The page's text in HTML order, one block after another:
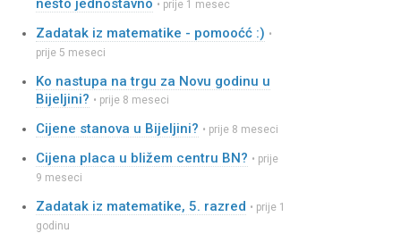
nešto jednostavno • prije 1 mesec
Zadatak iz matematike - pomooćć :) •
prije 5 meseci
Ko nastupa na trgu za Novu godinu u
Bijeljini? • prije 8 meseci
Cijene stanova u Bijeljini? • prije 8 meseci
Cijena placa u bližem centru BN? • prije
9 meseci
Zadatak iz matematike, 5. razred • prije 1
godinu